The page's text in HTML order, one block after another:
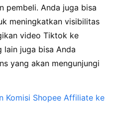
pembeli. Anda juga bisa
meningkatkan visibilitas
video Tiktok ke
lain juga bisa Anda
yang akan mengunjungi
Komisi Shopee Affiliate ke